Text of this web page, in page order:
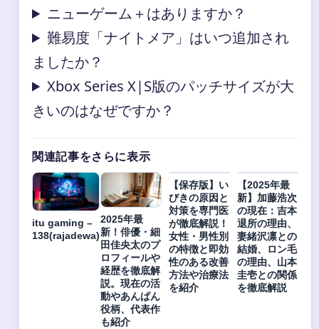
ニューゲーム＋はありますか？
難易度「ナイトメア」はいつ追加され
ましたか？
Xbox Series X|S版のパッチサイズが大
きいのはなぜですか？
関連記事をさらに表示
itu gaming –
138(rajadewa)
2025年最
新！俳優・細
田佳央太のプ
ロフィールや
経歴を徹底解
説。現在の活
動やあんぱん
役柄、代表作
も紹介
【保存版】い
びきの原因と
対策を専門医
が徹底解説！
女性・男性別
の特徴と即効
性のある改善
方法や治療法
を紹介
【2025年最
新】加藤浩次
の現在：吉本
退所の理由、
妻緒沢凛との
結婚、ロン毛
の理由、山本
圭壱との関係
を徹底解説